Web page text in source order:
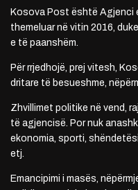
Kosova Post është Agjenci
themeluar në vitin 2016,
e të paanshëm.
Për rrjedhojë, prej vitesh,
dritare të besueshme,
Zhvillimet politike në vend,
të agjencisë. Por nuk
ekonomia, sporti,
etj.
Emancipimi i masës,